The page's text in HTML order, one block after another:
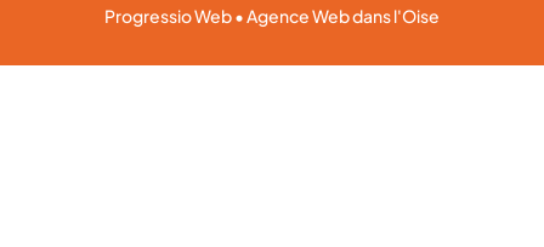
Progressio Web • Agence Web dans l'Oise